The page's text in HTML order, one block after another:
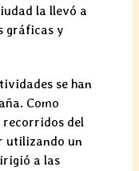
la llevó a
gráficas y
se han
Como
del
utilizando un
a las